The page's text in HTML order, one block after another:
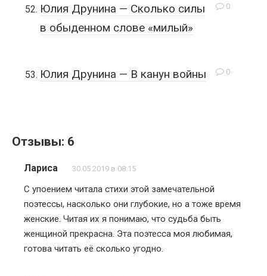
0
Юлия Друнина — Сколько силы
в обыденном слове «милый»
0
Юлия Друнина — В канун войны
Отзывы: 6
Лариса 30.05.2019 в 08:15
С упоением читала стихи этой замечательной
поэтессы, насколько они глубокие, но а тоже время
женские. Читая их я понимаю, что судьба быть
женщиной прекрасна. Эта поэтесса моя любимая,
готова читать её сколько угодно.